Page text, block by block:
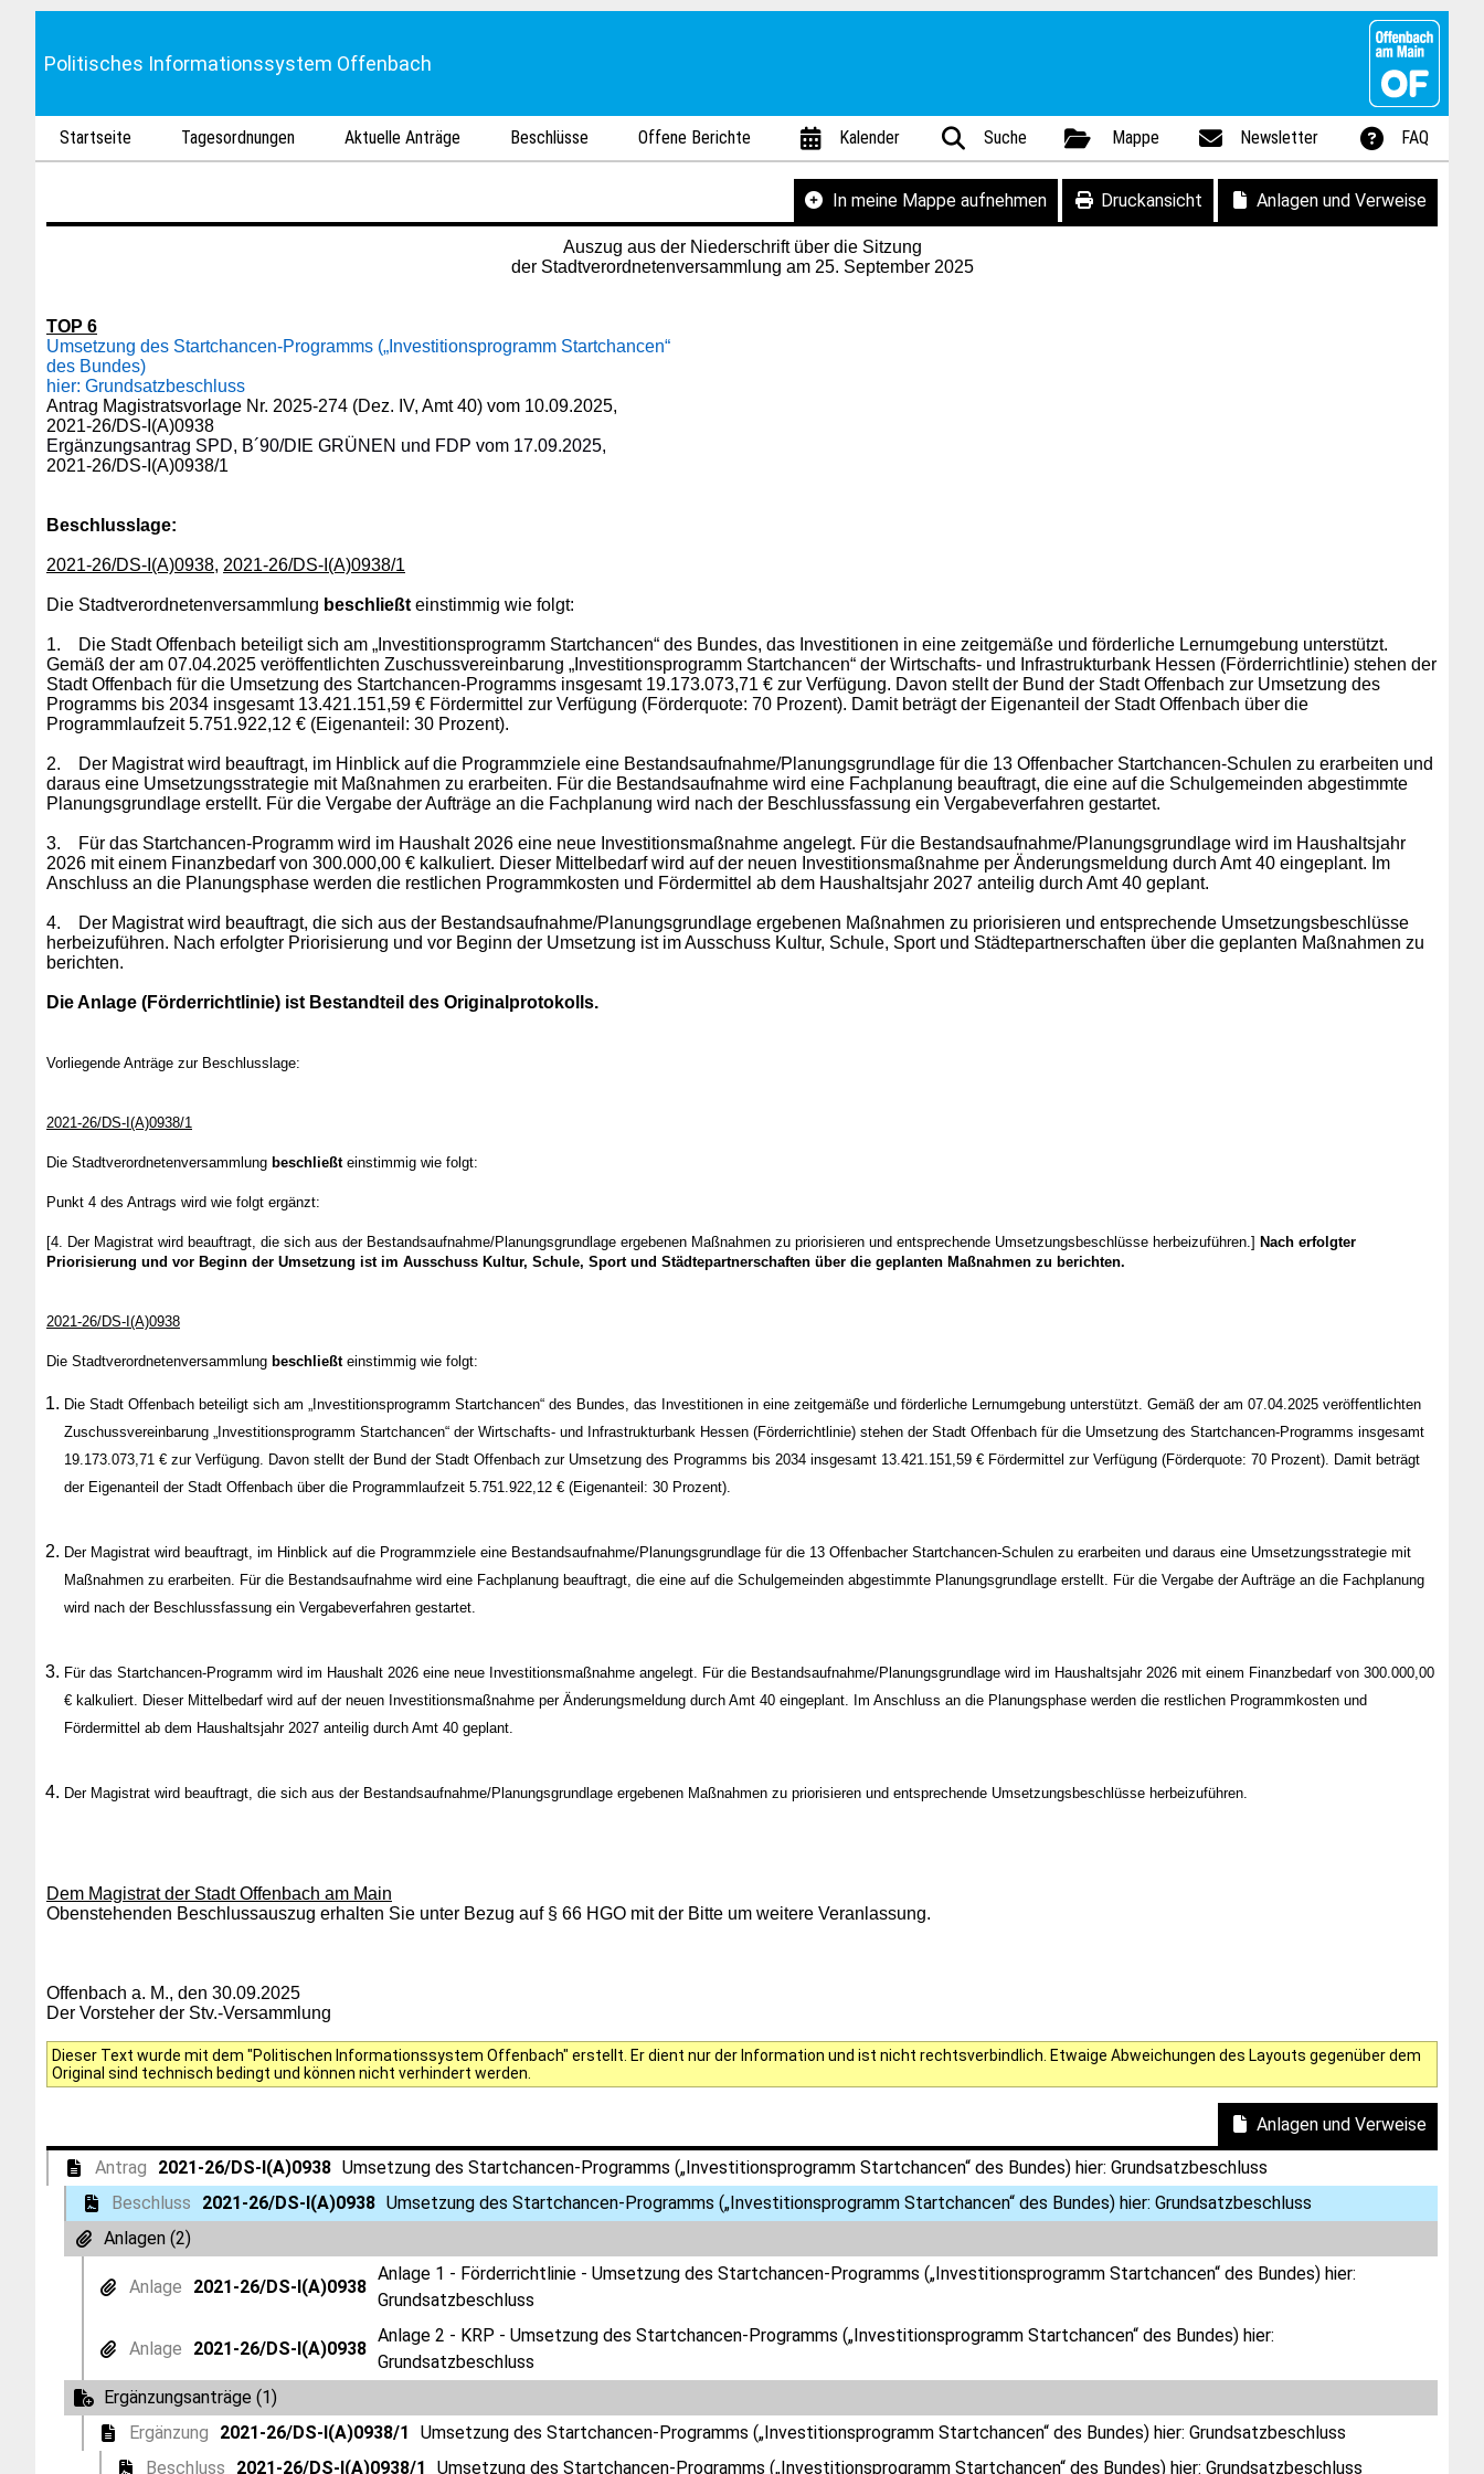
Politisches Informationssystem Offenbach
Startseite Tagesordnungen Aktuelle Anträge Beschlüsse Offene Berichte Kalender Suche Mappe Newsletter FAQ
In meine Mappe aufnehmen Druckansicht Anlagen und Verweise
Auszug aus der Niederschrift über die Sitzung
der Stadtverordnetenversammlung am 25. September 2025
TOP 6
Umsetzung des Startchancen-Programms („Investitionsprogramm Startchancen“
des Bundes)
hier: Grundsatzbeschluss
Antrag Magistratsvorlage Nr. 2025-274 (Dez. IV, Amt 40) vom 10.09.2025,
2021-26/DS-I(A)0938
Ergänzungsantrag SPD, B´90/DIE GRÜNEN und FDP vom 17.09.2025,
2021-26/DS-I(A)0938/1
Beschlusslage:
2021-26/DS-I(A)0938, 2021-26/DS-I(A)0938/1
Die Stadtverordnetenversammlung beschließt einstimmig wie folgt:
1.
Die Stadt Offenbach beteiligt sich am „Investitionsprogramm Startchancen“ des Bundes, das Investitionen in eine zeitgemäße und förderliche Lernumgebung unterstützt.
Gemäß der am 07.04.2025 veröffentlichten Zuschussvereinbarung „Investitionsprogramm Startchancen“ der Wirtschafts- und Infrastrukturbank Hessen (Förderrichtlinie) stehen der
Stadt Offenbach für die Umsetzung des Startchancen-Programms insgesamt 19.173.073,71 € zur Verfügung. Davon stellt der Bund der Stadt Offenbach zur Umsetzung des
Programms bis 2034 insgesamt 13.421.151,59 € Fördermittel zur Verfügung (Förderquote: 70 Prozent). Damit beträgt der Eigenanteil der Stadt Offenbach über die
Programmlaufzeit 5.751.922,12 € (Eigenanteil: 30 Prozent).
2.
Der Magistrat wird beauftragt, im Hinblick auf die Programmziele eine Bestandsaufnahme/Planungsgrundlage für die 13 Offenbacher Startchancen-Schulen zu erarbeiten und
daraus eine Umsetzungsstrategie mit Maßnahmen zu erarbeiten. Für die Bestandsaufnahme wird eine Fachplanung beauftragt, die eine auf die Schulgemeinden abgestimmte
Planungsgrundlage erstellt. Für die Vergabe der Aufträge an die Fachplanung wird nach der Beschlussfassung ein Vergabeverfahren gestartet.
3.
Für das Startchancen-Programm wird im Haushalt 2026 eine neue Investitionsmaßnahme angelegt. Für die Bestandsaufnahme/Planungsgrundlage wird im Haushaltsjahr
2026 mit einem Finanzbedarf von 300.000,00 € kalkuliert. Dieser Mittelbedarf wird auf der neuen Investitionsmaßnahme per Änderungsmeldung durch Amt 40 eingeplant. Im
Anschluss an die Planungsphase werden die restlichen Programmkosten und Fördermittel ab dem Haushaltsjahr 2027 anteilig durch Amt 40 geplant.
4.
Der Magistrat wird beauftragt, die sich aus der Bestandsaufnahme/Planungsgrundlage ergebenen Maßnahmen zu priorisieren und entsprechende Umsetzungsbeschlüsse
herbeizuführen. Nach erfolgter Priorisierung und vor Beginn der Umsetzung ist im Ausschuss Kultur, Schule, Sport und Städtepartnerschaften über die geplanten Maßnahmen zu
berichten.
Die Anlage (Förderrichtlinie) ist Bestandteil des Originalprotokolls.
Vorliegende Anträge zur Beschlusslage:
2021-26/DS-I(A)0938/1
Die Stadtverordnetenversammlung beschließteinstimmig wie folgt:
Punkt 4 des Antrags wird wie folgt ergänzt:
[4. Der Magistrat wird beauftragt, die sich aus der Bestandsaufnahme/Planungsgrundlage ergebenen Maßnahmen zu priorisieren und entsprechende Umsetzungsbeschlüsse herbeizuführen.] Nach erfolgter
Priorisierung und vor Beginn der Umsetzung ist im Ausschuss Kultur, Schule, Sport und Städtepartnerschaften über die geplanten Maßnahmen zu berichten.
2021-26/DS-I(A)0938
Die Stadtverordnetenversammlung beschließteinstimmig wie folgt:
Die Stadt Offenbach beteiligt sich am „Investitionsprogramm Startchancen“ des Bundes, das Investitionen in eine zeitgemäße und förderliche Lernumgebung unterstützt. Gemäß der am 07.04.2025 veröffentlichten
Zuschussvereinbarung „Investitionsprogramm Startchancen“ der Wirtschafts- und Infrastrukturbank Hessen (Förderrichtlinie) stehen der Stadt Offenbach für die Umsetzung des Startchancen-Programms insgesamt
19.173.073,71 € zur Verfügung. Davon stellt der Bund der Stadt Offenbach zur Umsetzung des Programms bis 2034 insgesamt 13.421.151,59 € Fördermittel zur Verfügung (Förderquote: 70 Prozent). Damit beträgt
der Eigenanteil der Stadt Offenbach über die Programmlaufzeit 5.751.922,12 € (Eigenanteil: 30 Prozent).
Der Magistrat wird beauftragt, im Hinblick auf die Programmziele eine Bestandsaufnahme/Planungsgrundlage für die 13 Offenbacher Startchancen-Schulen zu erarbeiten und daraus eine Umsetzungsstrategie mit
Maßnahmen zu erarbeiten. Für die Bestandsaufnahme wird eine Fachplanung beauftragt, die eine auf die Schulgemeinden abgestimmte Planungsgrundlage erstellt. Für die Vergabe der Aufträge an die Fachplanung
wird nach der Beschlussfassung ein Vergabeverfahren gestartet.
Für das Startchancen-Programm wird im Haushalt 2026 eine neue Investitionsmaßnahme angelegt. Für die Bestandsaufnahme/Planungsgrundlage wird im Haushaltsjahr 2026 mit einem Finanzbedarf von 300.000,00
€ kalkuliert. Dieser Mittelbedarf wird auf der neuen Investitionsmaßnahme per Änderungsmeldung durch Amt 40 eingeplant. Im Anschluss an die Planungsphase werden die restlichen Programmkosten und
Fördermittel ab dem Haushaltsjahr 2027 anteilig durch Amt 40 geplant.
Der Magistrat wird beauftragt, die sich aus der Bestandsaufnahme/Planungsgrundlage ergebenen Maßnahmen zu priorisieren und entsprechende Umsetzungsbeschlüsse herbeizuführen.
Dem Magistrat der Stadt Offenbach am Main
Obenstehenden Beschlussauszug erhalten Sie unter Bezug auf § 66 HGO mit der Bitte um weitere Veranlassung.
Offenbach a. M., den 30.09.2025
Der Vorsteher der Stv.-Versammlung
Dieser Text wurde mit dem "Politischen Informationssystem Offenbach" erstellt. Er dient nur der Information und ist nicht rechtsverbindlich. Etwaige Abweichungen des Layouts gegenüber dem
Original sind technisch bedingt und können nicht verhindert werden.
Anlagen und Verweise
Antrag 2021-26/DS-I(A)0938 Umsetzung des Startchancen-Programms („Investitionsprogramm Startchancen“ des Bundes) hier: Grundsatzbeschluss
Beschluss
2021-26/DS-I(A)0938 Umsetzung des Startchancen-Programms („Investitionsprogramm Startchancen“ des Bundes) hier: Grundsatzbeschluss
Anlagen (2)
Anlage 2021-26/DS-I(A)0938
Anlage 1 - Förderrichtlinie - Umsetzung des Startchancen-Programms („Investitionsprogramm Startchancen“ des Bundes) hier:
Grundsatzbeschluss
Anlage 2021-26/DS-I(A)0938
Anlage 2 - KRP - Umsetzung des Startchancen-Programms („Investitionsprogramm Startchancen“ des Bundes) hier:
Grundsatzbeschluss
Ergänzungsanträge (1)
Ergänzung
2021-26/DS-I(A)0938/1
Umsetzung des Startchancen-Programms („Investitionsprogramm Startchancen“ des Bundes) hier: Grundsatzbeschluss
Beschluss
2021-26/DS-I(A)0938/1 Umsetzung des Startchancen-Programms („Investitionsprogramm Startchancen“ des Bundes) hier: Grundsatzbeschluss